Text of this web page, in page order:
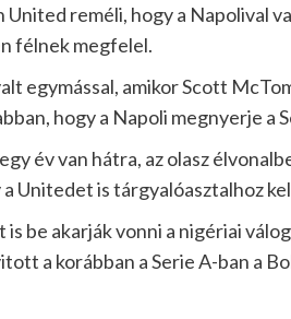
reméli, hogy a Napolival
félnek megfelel.
egymással, amikor Scott
hogy a Napoli megnyerje a
év van hátra, az olasz
Unitedet is tárgyalóasztalhoz
is be akarják vonni a nigériai
a korábban a Serie A-ban a